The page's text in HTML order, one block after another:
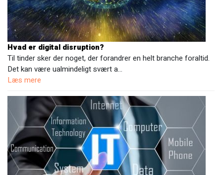
Hvad er digital disruption?
Til tinder sker der noget, der forandrer en helt branche foraltid.
Det kan være ualmindeligt svært a…
Læs mere